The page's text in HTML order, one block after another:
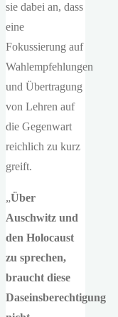
sie dabei an, dass
eine
Fokussierung auf
Wahlempfehlungen
und Übertragung
von Lehren auf
die Gegenwart
reichlich zu kurz
greift.
„Über
Auschwitz und
den Holocaust
zu sprechen,
braucht diese
Daseinsberechtigung